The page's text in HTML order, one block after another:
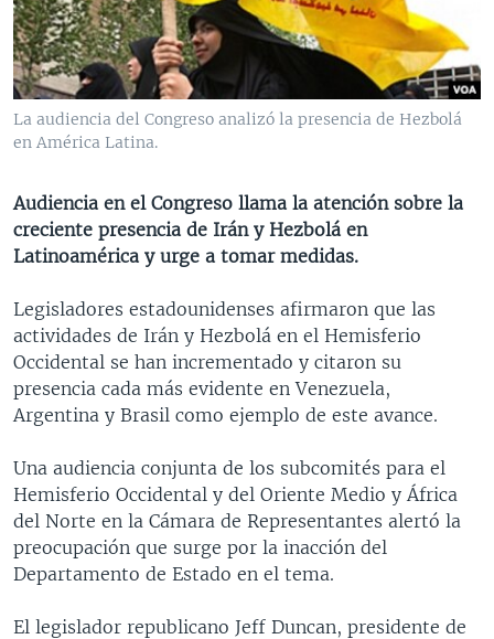
VENEZUELA
BRASIL
NICARAGUA
ECONOMÍA
ENTRETENIMIENTO Y CULTURA
TECNOLOGÍA
DEPORTES
MULTIMEDIA
VIDEOS
FOTOGRAFÍA
AUDIOS
PROGRAMAS TV
EL MUNDO AL DÍA
FORO INTERAMERICANO
LAS CLAVES
PANORAMA
RADIO
AVANCE INFORMATIVO
BUENOS DÍAS AMÉRICA
ESTADOS UNIDOS AL DÍA
FORO [RADIO]
DEPORTIVO INTERNACIONAL
NOTA ECONÓMICA
DIRECT
Learning English
Idiomas
La audiencia del Congreso analizó la presencia de Hezbolá
en América Latina.
Audiencia en el Congreso llama la atención sobre la
creciente presencia de Irán y Hezbolá en
Latinoamérica y urge a tomar medidas.
Legisladores estadounidenses afirmaron que las
actividades de Irán y Hezbolá en el Hemisferio
Occidental se han incrementado y citaron su
presencia cada más evidente en Venezuela,
Argentina y Brasil como ejemplo de este avance.
Una audiencia conjunta de los subcomités para el
Hemisferio Occidental y del Oriente Medio y África
del Norte en la Cámara de Representantes alertó la
preocupación que surge por la inacción del
Departamento de Estado en el tema.
El legislador republicano Jeff Duncan, presidente de